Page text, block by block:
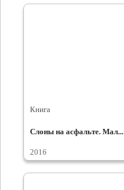
Книга
Слоны на асфальте. Мал...
2016